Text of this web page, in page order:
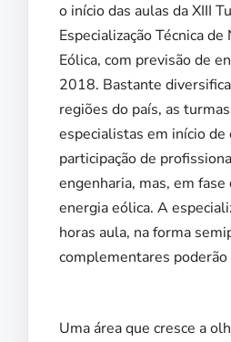
o início das aulas da XIII
Especialização Técnica
Eólica, com previsão de
2018. Bastante
regiões do país, as
especialistas em início
participação de
engenharia, mas, em
energia eólica. A
horas aula, na forma
complementares
Uma área que cresce a